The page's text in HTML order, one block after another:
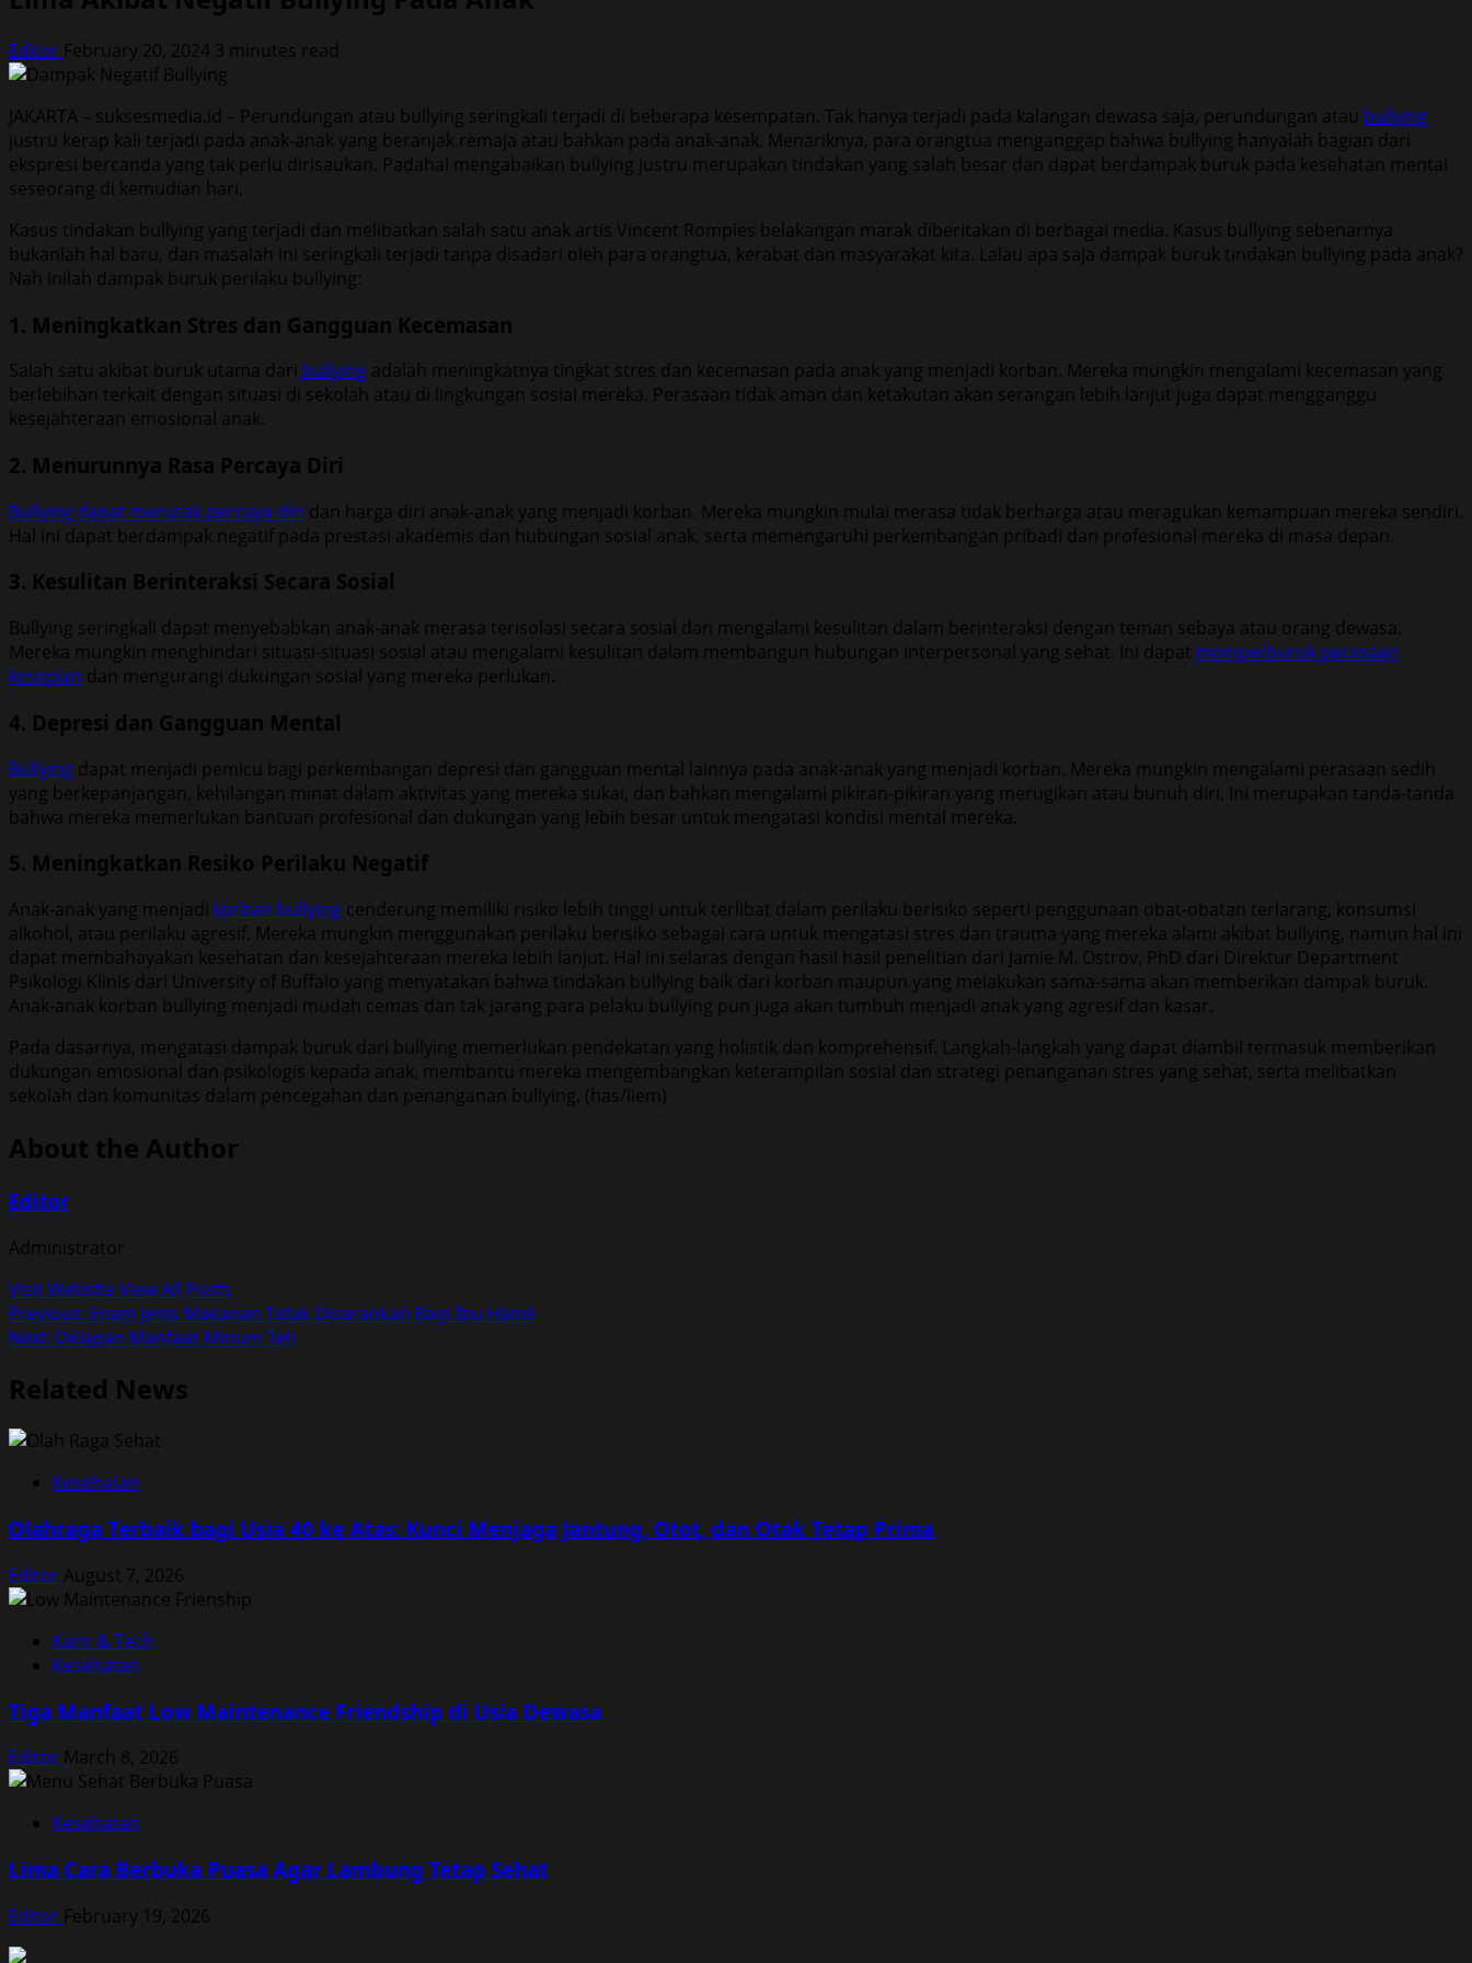
Editor February 20, 2024 3 minutes read
JAKARTA – suksesmedia.id – Perundungan atau bullying seringkali terjadi di beberapa kesempatan. Tak hanya terjadi pada kalangan dewasa saja, perundungan atau bullying
justru kerap kali terjadi pada anak-anak yang beranjak remaja atau bahkan pada anak-anak. Menariknya, para orangtua menganggap bahwa bullying hanyalah bagian dari
ekspresi bercanda yang tak perlu dirisaukan. Padahal mengabaikan bullying justru merupakan tindakan yang salah besar dan dapat berdampak buruk pada kesehatan mental
seseorang di kemudian hari.
Kasus tindakan bullying yang terjadi dan melibatkan salah satu anak artis Vincent Rompies belakangan marak diberitakan di berbagai media. Kasus bullying sebenarnya
bukanlah hal baru, dan masalah ini seringkali terjadi tanpa disadari oleh para orangtua, kerabat dan masyarakat kita. Lalau apa saja dampak buruk tindakan bullying pada anak?
Nah inilah dampak buruk perilaku bullying:
1. Meningkatkan Stres dan Gangguan Kecemasan
Salah satu akibat buruk utama dari bullying adalah meningkatnya tingkat stres dan kecemasan pada anak yang menjadi korban. Mereka mungkin mengalami kecemasan yang
berlebihan terkait dengan situasi di sekolah atau di lingkungan sosial mereka. Perasaan tidak aman dan ketakutan akan serangan lebih lanjut juga dapat mengganggu
kesejahteraan emosional anak.
2. Menurunnya Rasa Percaya Diri
Bullying dapat merusak percaya diri dan harga diri anak-anak yang menjadi korban. Mereka mungkin mulai merasa tidak berharga atau meragukan kemampuan mereka sendiri.
Hal ini dapat berdampak negatif pada prestasi akademis dan hubungan sosial anak, serta memengaruhi perkembangan pribadi dan profesional mereka di masa depan.
3. Kesulitan Berinteraksi Secara Sosial
Bullying seringkali dapat menyebabkan anak-anak merasa terisolasi secara sosial dan mengalami kesulitan dalam berinteraksi dengan teman sebaya atau orang dewasa.
Mereka mungkin menghindari situasi-situasi sosial atau mengalami kesulitan dalam membangun hubungan interpersonal yang sehat. Ini dapat memperburuk perasaan
kesepian dan mengurangi dukungan sosial yang mereka perlukan.
4. Depresi dan Gangguan Mental
Bullying dapat menjadi pemicu bagi perkembangan depresi dan gangguan mental lainnya pada anak-anak yang menjadi korban. Mereka mungkin mengalami perasaan sedih
yang berkepanjangan, kehilangan minat dalam aktivitas yang mereka sukai, dan bahkan mengalami pikiran-pikiran yang merugikan atau bunuh diri. Ini merupakan tanda-tanda
bahwa mereka memerlukan bantuan profesional dan dukungan yang lebih besar untuk mengatasi kondisi mental mereka.
5. Meningkatkan Resiko Perilaku Negatif
Anak-anak yang menjadi korban bullying cenderung memiliki risiko lebih tinggi untuk terlibat dalam perilaku berisiko seperti penggunaan obat-obatan terlarang, konsumsi
alkohol, atau perilaku agresif. Mereka mungkin menggunakan perilaku berisiko sebagai cara untuk mengatasi stres dan trauma yang mereka alami akibat bullying, namun hal ini
dapat membahayakan kesehatan dan kesejahteraan mereka lebih lanjut. Hal ini selaras dengan hasil hasil penelitian dari Jamie M. Ostrov, PhD dari Direktur Department
Psikologi Klinis dari University of Buffalo yang menyatakan bahwa tindakan bullying baik dari korban maupun yang melakukan sama-sama akan memberikan dampak buruk.
Anak-anak korban bullying menjadi mudah cemas dan tak jarang para pelaku bullying pun juga akan tumbuh menjadi anak yang agresif dan kasar.
Pada dasarnya, mengatasi dampak buruk dari bullying memerlukan pendekatan yang holistik dan komprehensif. Langkah-langkah yang dapat diambil termasuk memberikan
dukungan emosional dan psikologis kepada anak, membantu mereka mengembangkan keterampilan sosial dan strategi penanganan stres yang sehat, serta melibatkan
sekolah dan komunitas dalam pencegahan dan penanganan bullying. (has/liem)
About the Author
Editor
Administrator
Visit WebsiteView All Posts
Post
navigation
Previous: Enam Jenis Makanan Tidak Disarankan Bagi Ibu Hamil
Next: Delapan Manfaat Minum Teh
Related News
Kesehatan
Olahraga Terbaik bagi Usia 40 ke Atas: Kunci Menjaga Jantung, Otot, dan Otak Tetap Prima
Editor August 7, 2026
Karir & Tech
Kesehatan
Tiga Manfaat Low Maintenance Friendship di Usia Dewasa
Editor March 8, 2026
Kesehatan
Lima Cara Berbuka Puasa Agar Lambung Tetap Sehat
Editor February 19, 2026